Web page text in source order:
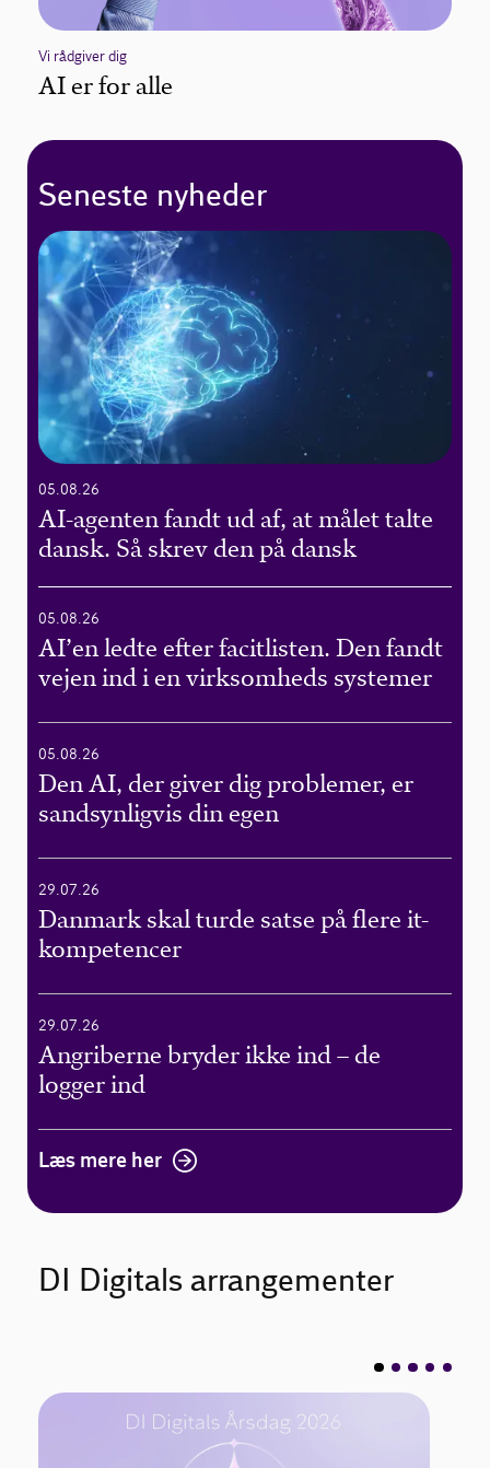
Vi rådgiver dig
AI er for alle
Seneste nyheder
05.08.26
AI-agenten fandt ud af, at målet talte
dansk. Så skrev den på dansk
05.08.26
AI’en ledte efter facitlisten. Den fandt
vejen ind i en virksomheds systemer
05.08.26
Den AI, der giver dig problemer, er
sandsynligvis din egen
29.07.26
Danmark skal turde satse på flere it-
kompetencer
29.07.26
Angriberne bryder ikke ind – de
logger ind
Læs mere her
DI Digitals arrangementer